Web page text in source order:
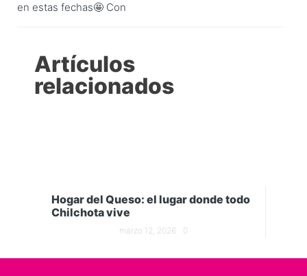
en estas fechas🤩 Con
Artículos
relacionados
Hogar del Queso: el lugar donde todo
Chilchota vive
marzo 12, 2026 0